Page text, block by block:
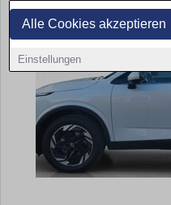
Alle Cookies akzeptieren
Einstellungen